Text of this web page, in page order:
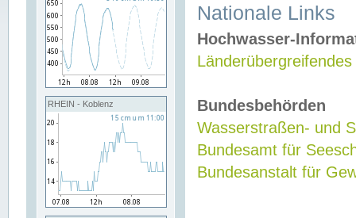
RHEIN - Koblenz
Nationale Links
Hochwasser-
Bundesbehörden
Wasserstraßen- und
Bundesamt für
Bundesanstalt für